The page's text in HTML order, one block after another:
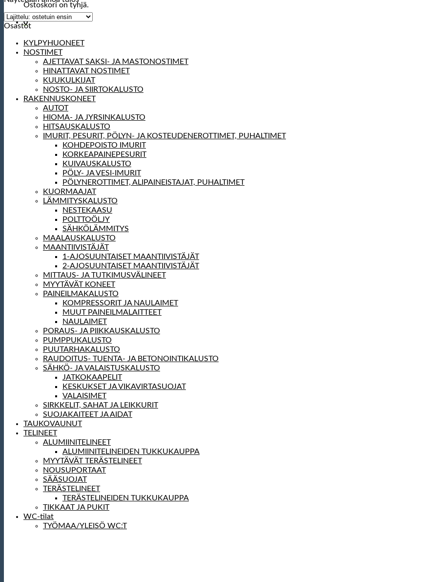
Ostoskori on tyhjä.
0
Osastot
KYLPYHUONEET
NOSTIMET
AJETTAVAT SAKSI- JA MASTONOSTIMET
HINATTAVAT NOSTIMET
KUUKULKIJAT
NOSTO- JA SIIRTOKALUSTO
RAKENNUSKONEET
AUTOT
HIOMA- JA JYRSINKALUSTO
HITSAUSKALUSTO
IMURIT, PESURIT, PÖLYN- JA KOSTEUDENEROTTIMET, PUHALTIMET
KOHDEPOISTO IMURIT
KORKEAPAINEPESURIT
KUIVAUSKALUSTO
PÖLY- JA VESI-IMURIT
PÖLYNEROTTIMET, ALIPAINEISTAJAT, PUHALTIMET
KUORMAAJAT
LÄMMITYSKALUSTO
NESTEKAASU
POLTTOÖLJY
SÄHKÖLÄMMITYS
MAALAUSKALUSTO
MAANTIIVISTÄJÄT
1-AJOSUUNTAISET MAANTIIVISTÄJÄT
2-AJOSUUNTAISET MAANTIIVISTÄJÄT
MITTAUS- JA TUTKIMUSVÄLINEET
MYYTÄVÄT KONEET
PAINEILMAKALUSTO
KOMPRESSORIT JA NAULAIMET
MUUT PAINEILMALAITTEET
NAULAIMET
PORAUS- JA PIIKKAUSKALUSTO
PUMPPUKALUSTO
PUUTARHAKALUSTO
RAUDOITUS- TUENTA- JA BETONOINTIKALUSTO
SÄHKÖ- JA VALAISTUSKALUSTO
JATKOKAAPELIT
KESKUKSET JA VIKAVIRTASUOJAT
VALAISIMET
SIRKKELIT, SAHAT JA LEIKKURIT
SUOJAKAITEET JA AIDAT
TAUKOVAUNUT
TELINEET
ALUMIINITELINEET
ALUMIINITELINEIDEN TUKKUKAUPPA
MYYTÄVÄT TERÄSTELINEET
NOUSUPORTAAT
SÄÄSUOJAT
TERÄSTELINEET
TERÄSTELINEIDEN TUKKUKAUPPA
TIKKAAT JA PUKIT
WC-tilat
TYÖMAA/YLEISÖ WC:T